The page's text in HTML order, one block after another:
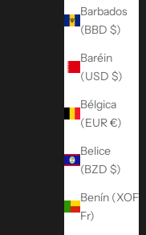
Barbados
(BBD $)
Baréin
(USD $)
Bélgica
(EUR €)
Belice
(BZD $)
Benín (XOF
Fr)